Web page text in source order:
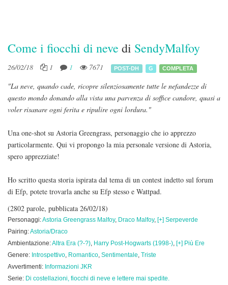
Come i fiocchi di neve di SendyMalfoy
26/02/18 1 1 7671 POST-DH G COMPLETA
"La neve, quando cade, ricopre silenziosamente tutte le nefandezze di
questo mondo donando alla vista una parvenza di soffice candore, quasi a
voler risanare ogni ferita e ripulire ogni lordura."
Una one-shot su Astoria Greengrass, personaggio che io apprezzo
particolarmente. Qui vi propongo la mia personale versione di Astoria,
spero apprezziate!
Ho scritto questa storia ispirata dal tema di un contest indetto sul forum
di Efp, potete trovarla anche su Efp stesso e Wattpad.
(2802 parole, pubblicata 26/02/18)
Personaggi:Astoria Greengrass Malfoy, Draco Malfoy, [+] Serpeverde
Pairing:Astoria/Draco
Ambientazione:Altra Era (?-?), Harry Post-Hogwarts (1998-), [+] Più Ere
Genere: Introspettivo, Romantico, Sentimentale, Triste
Avvertimenti: Informazioni JKR
Serie: Di costellazioni, fiocchi di neve e lettere mai spedite.